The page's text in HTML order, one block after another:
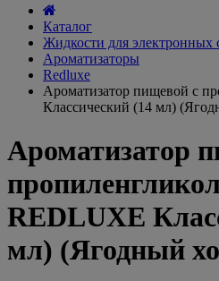
Каталог
Жидкости для электронных
Ароматизаторы
Redluxe
Ароматизатор пищевой с
Классический (14 мл)
Ароматизатор
REDLUXE
мл) (Ягодный